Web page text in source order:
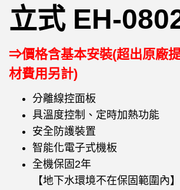
立式 EH-
⇒價格含基本安裝(超出原廠
材費用另計)
分離線控面板
具溫度控制、定時加熱功能
安全防護裝置
智能化電子式機板
全機保固2年
【地下水環境不在保固範圍內】